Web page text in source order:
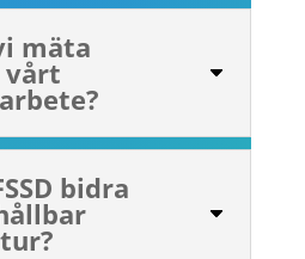
mäta
vårt
bidra